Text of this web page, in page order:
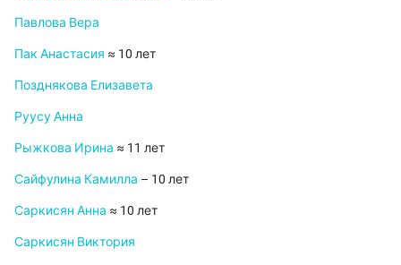
Павлова Вера
Пак Анастасия ≈ 10 лет
Позднякова Елизавета
Руусу Анна
Рыжкова Ирина ≈ 11 лет
Сайфулина Камилла – 10 лет
Саркисян Анна ≈ 10 лет
Саркисян Виктория